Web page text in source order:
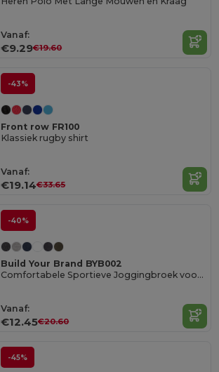
Vanaf:
€9.29€19.60
-43%
Front row FR100
Klassiek rugby shirt
Vanaf:
€19.14€33.65
-40%
Build Your Brand BYB002
Comfortabele Sportieve Joggingbroek voor Alle Maten
Vanaf:
€12.45€20.60
-45%